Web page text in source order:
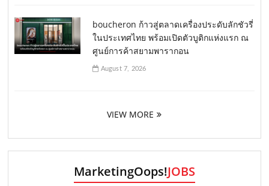
boucheron ก้าวสู่ตลาดเครื่องประดับลักชัวรี่
ในประเทศไทย พร้อมเปิดตัวบูติกแห่งแรก ณ
ศูนย์การค้าสยามพารากอน
August 7, 2026
VIEW MORE
MarketingOops!JOBS